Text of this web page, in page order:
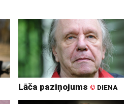
Lāča paziņojums © DIENA